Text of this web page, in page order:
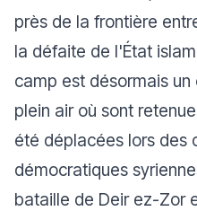
près de la frontière
la défaite de l'État
camp est désormais
plein air où sont
été déplacées lors des
démocratiques
bataille de Deir ez-Zor